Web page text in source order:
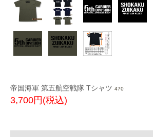
帝国海軍 第五航空戦隊 Tシャツ 470
3,700円(税込)